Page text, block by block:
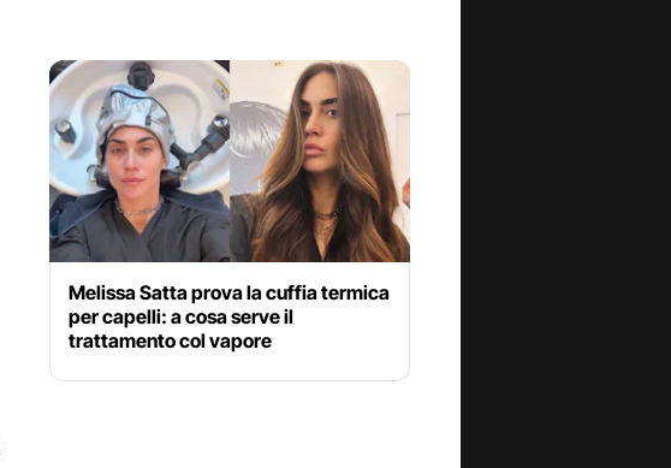
Melissa Satta prova la cuffia termica
per capelli: a cosa serve il
trattamento col vapore